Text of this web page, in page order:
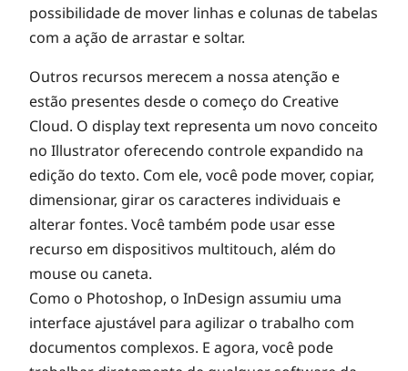
possibilidade de mover linhas e colunas de tabelas
com a ação de arrastar e soltar.
Outros recursos merecem a nossa atenção e
estão presentes desde o começo do Creative
Cloud. O display text representa um novo conceito
no Illustrator oferecendo controle expandido na
edição do texto. Com ele, você pode mover, copiar,
dimensionar, girar os caracteres individuais e
alterar fontes. Você também pode usar esse
recurso em dispositivos multitouch, além do
mouse ou caneta.
Como o Photoshop, o InDesign assumiu uma
interface ajustável para agilizar o trabalho com
documentos complexos. E agora, você pode